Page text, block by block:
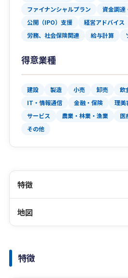
ファイナンシャルプラン
資金調達
公開（IPO）支援
経営アドバイス
労務、社会保険関連
給与計算
得意業種
建設 製造 小売 卸売 飲
IT・情報通信
金融・保険 理美
サービス
農業・林業・漁業 医
その他
特徴
地図
特徴